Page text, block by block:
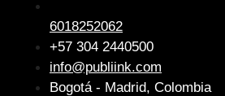
6018252062
+57 304 2440500
info@publiink.com
Bogotá - Madrid, Colombia